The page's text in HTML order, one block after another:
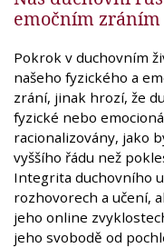
emočním zráním
Pokrok v duchovním
našeho fyzického a
zrání, jinak hrozí, že
fyzické nebo
racionalizovány, jako
vyššího řádu než
Integrita duchovního
rozhovorech a učení,
jeho online
jeho svobodě od